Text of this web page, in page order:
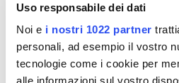
Uso responsabile dei dati
Noi e i nostri 1022 partner
personali, ad esempio il vostro
tecnologie come i cookie per
glicerina, trigliceride caprilico/
citrato, alcool cetilstearilico,
stearato di glicerile, gomma
tocoferolo, sodio benzoato,
benzilico.